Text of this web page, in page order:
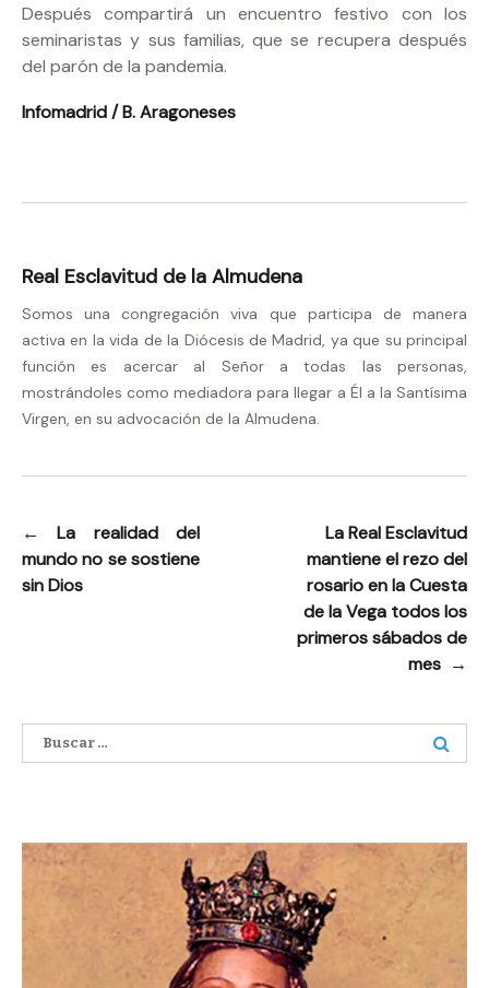
Después compartirá un encuentro festivo con los
seminaristas y sus familias, que se recupera después
del parón de la pandemia.
Infomadrid / B. Aragoneses
Real Esclavitud de la Almudena
Somos una congregación viva que participa de manera
activa en la vida de la Diócesis de Madrid, ya que su principal
función es acercar al Señor a todas las personas,
mostrándoles como mediadora para llegar a Él a la Santísima
Virgen, en su advocación de la Almudena.
Navegación
de
←
La realidad del
mundo no se sostiene
sin Dios
La Real Esclavitud
mantiene el rezo del
rosario en la Cuesta
de la Vega todos los
primeros sábados de
mes →
Buscar: